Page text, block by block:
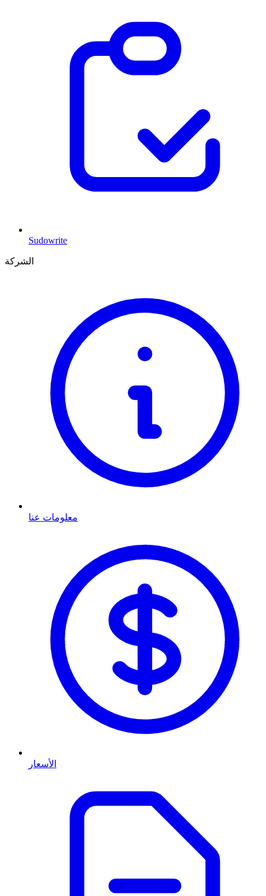
Sudowrite
الشركة
معلومات عنا
الأسعار